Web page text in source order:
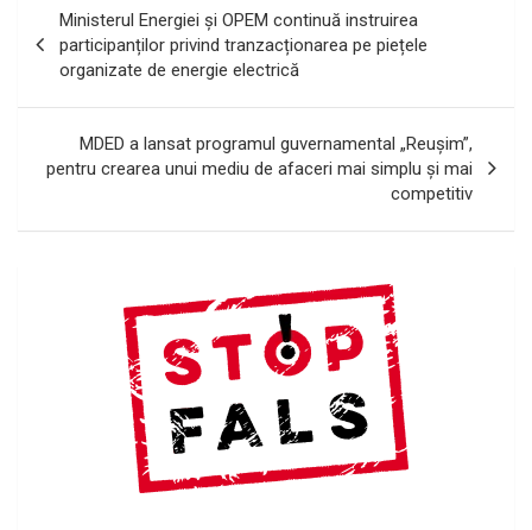
în
articole
Ministerul Energiei și OPEM continuă instruirea
participanților privind tranzacționarea pe piețele
organizate de energie electrică
MDED a lansat programul guvernamental „Reușim”,
pentru crearea unui mediu de afaceri mai simplu și mai
competitiv